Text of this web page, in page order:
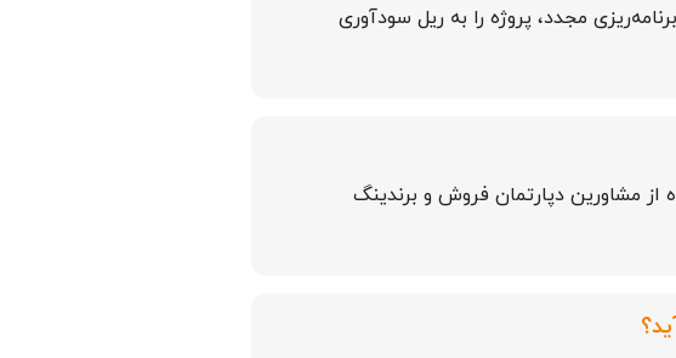
مجدد، پروژه را به ریل سودآوری
از مشاورین دپارتمان فروش و برندینگ